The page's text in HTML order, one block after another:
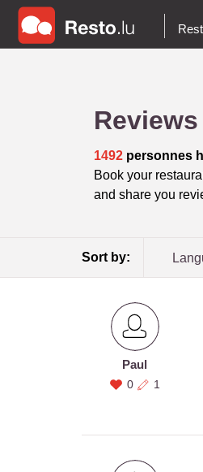
1492personnes
Book your
and share you
Sort by:
Paul
0 1